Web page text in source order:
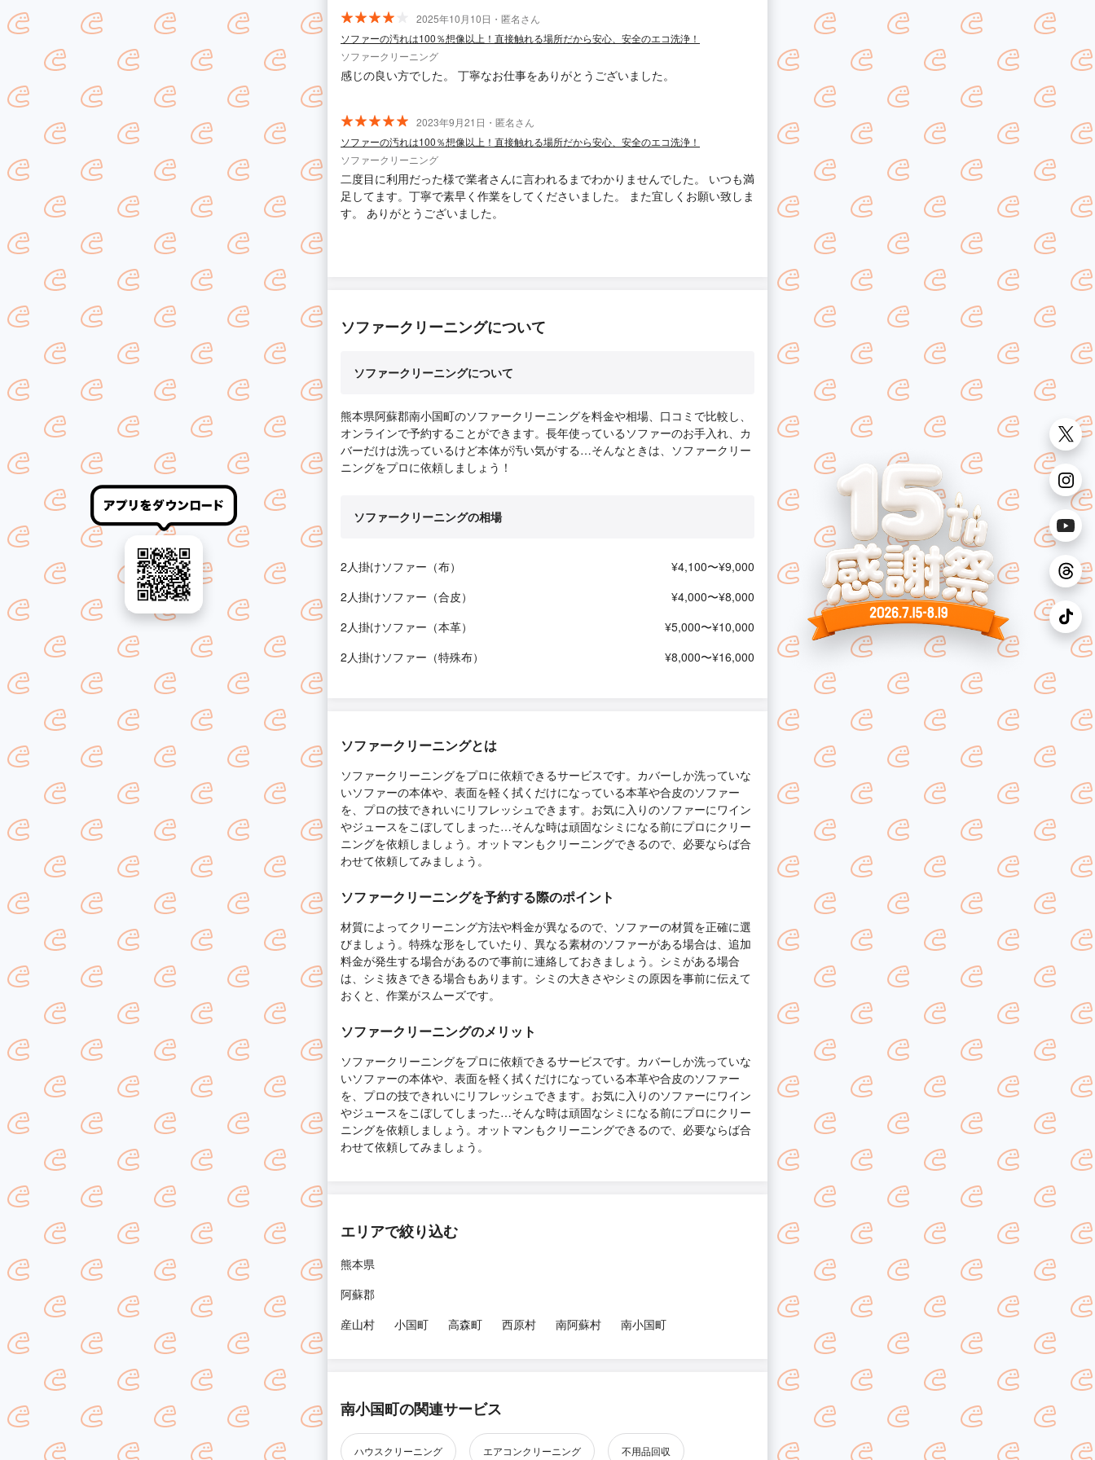
2025年10月10日・匿名さん
ソファーの汚れは100％想像以上！直接触れる場所だから安心、安全のエコ洗浄！
ソファークリーニング
感じの良い方でした。 丁寧なお仕事をありがとうございました。
2023年9月21日・匿名さん
ソファーの汚れは100％想像以上！直接触れる場所だから安心、安全のエコ洗浄！
ソファークリーニング
二度目に利用だった様で業者さんに言われるまでわかりませんでした。 いつも満
足してます。丁寧で素早く作業をしてくださいました。 また宜しくお願い致しま
す。 ありがとうございました。
ソファークリーニングについて
ソファークリーニングについて
熊本県阿蘇郡南小国町のソファークリーニングを料金や相場、口コミで比較し、
オンラインで予約することができます。長年使っているソファーのお手入れ、カ
バーだけは洗っているけど本体が汚い気がする…そんなときは、ソファークリー
ニングをプロに依頼しましょう！
ソファークリーニングの相場
2人掛けソファー（布）
¥4,100〜¥9,000
2人掛けソファー（合皮）
¥4,000〜¥8,000
2人掛けソファー（本革）
¥5,000〜¥10,000
2人掛けソファー（特殊布）
¥8,000〜¥16,000
ソファークリーニングとは
ソファークリーニングをプロに依頼できるサービスです。カバーしか洗っていな
いソファーの本体や、表面を軽く拭くだけになっている本革や合皮のソファー
を、プロの技できれいにリフレッシュできます。お気に入りのソファーにワイン
やジュースをこぼしてしまった…そんな時は頑固なシミになる前にプロにクリー
ニングを依頼しましょう。オットマンもクリーニングできるので、必要ならば合
わせて依頼してみましょう。
ソファークリーニングを予約する際のポイント
材質によってクリーニング方法や料金が異なるので、ソファーの材質を正確に選
びましょう。特殊な形をしていたり、異なる素材のソファーがある場合は、追加
料金が発生する場合があるので事前に連絡しておきましょう。シミがある場合
は、シミ抜きできる場合もあります。シミの大きさやシミの原因を事前に伝えて
おくと、作業がスムーズです。
ソファークリーニングのメリット
ソファークリーニングをプロに依頼できるサービスです。カバーしか洗っていな
いソファーの本体や、表面を軽く拭くだけになっている本革や合皮のソファー
を、プロの技できれいにリフレッシュできます。お気に入りのソファーにワイン
やジュースをこぼしてしまった…そんな時は頑固なシミになる前にプロにクリー
ニングを依頼しましょう。オットマンもクリーニングできるので、必要ならば合
わせて依頼してみましょう。
エリアで絞り込む
熊本県
阿蘇郡
産山村
小国町 高森町 西原村 南阿蘇村 南小国町
南小国町の関連サービス
ハウスクリーニング エアコンクリーニング 不用品回収